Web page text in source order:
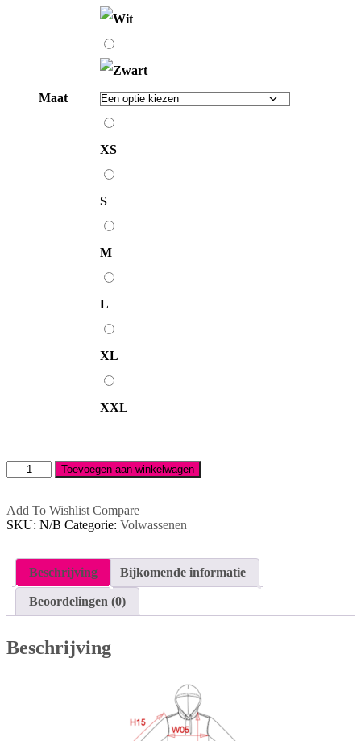
Zwart
Maat
XS
XS
S
S
M
M
L
L
XL
XL
XXL
XXL
Sweater
met
dames
aantal
Toevoegen aan winkelwagen
Add To Wishlist Compare
SKU: N/B Categorie: Volwassenen
Beschrijving Bijkomende informatie
Beoordelingen (0)
Beschrijving